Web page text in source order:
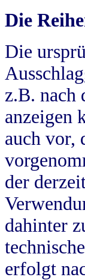
Die
Die
z.B. nach
anzeigen
auch vor,
der
dahinter
erfolgt